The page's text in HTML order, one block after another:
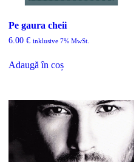
Pe gaura cheii
6.00 € inklusive 7% MwSt.
Adaugă în coș